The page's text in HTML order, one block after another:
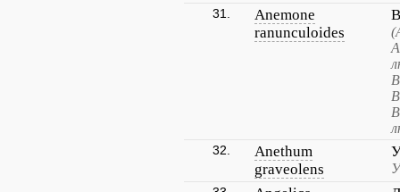
31.
Anemone
ranunculoides
32.
Anethum
graveolens